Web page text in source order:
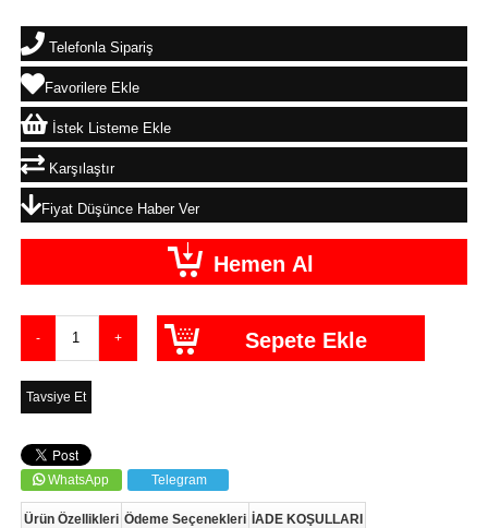
Telefonla Sipariş
Favorilere Ekle
İstek Listeme Ekle
Karşılaştır
Fiyat Düşünce Haber Ver
Tavsiye Et
WhatsApp Telegram
Ürün Özellikleri Ödeme Seçenekleri İADE KOŞULLARI